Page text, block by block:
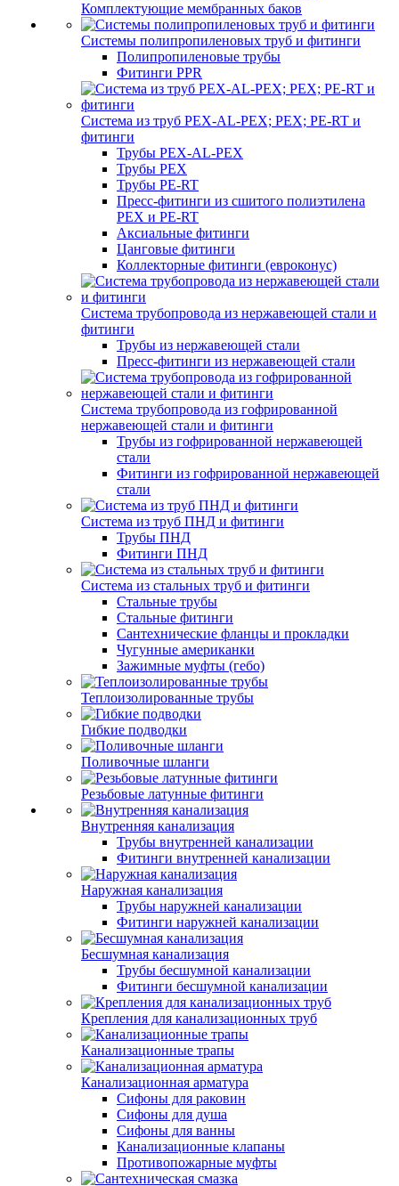
Комплектующие мембранных баков
Системы полипропиленовых труб и фитинги
Полипропиленовые трубы
Фитинги PPR
Система из труб PEX-AL-PEX; PEX; PE-RT и
фитинги
Трубы PEX-AL-PEX
Трубы PEX
Трубы PE-RT
Пресс-фитинги из сшитого полиэтилена
PEX и PE-RT
Аксиальные фитинги
Цанговые фитинги
Коллекторные фитинги (евроконус)
Система трубопровода из нержавеющей стали и
фитинги
Трубы из нержавеющей стали
Пресс-фитинги из нержавеющей стали
Система трубопровода из гофрированной
нержавеющей стали и фитинги
Трубы из гофрированной нержавеющей
стали
Фитинги из гофрированной нержавеющей
стали
Система из труб ПНД и фитинги
Трубы ПНД
Фитинги ПНД
Система из стальных труб и фитинги
Стальные трубы
Стальные фитинги
Сантехнические фланцы и прокладки
Чугунные американки
Зажимные муфты (гебо)
Теплоизолированные трубы
Гибкие подводки
Поливочные шланги
Резьбовые латунные фитинги
Внутренняя канализация
Трубы внутренней канализации
Фитинги внутренней канализации
Наружная канализация
Трубы наружней канализации
Фитинги наружней канализации
Бесшумная канализация
Трубы бесшумной канализации
Фитинги бесшумной канализации
Крепления для канализационных труб
Канализационные трапы
Канализационная арматура
Сифоны для раковин
Сифоны для душа
Сифоны для ванны
Канализационные клапаны
Противопожарные муфты